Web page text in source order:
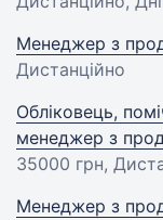
Менеджер з
Дистанційно
Обліковець,
менеджер з
35000 грн,
Менеджер з